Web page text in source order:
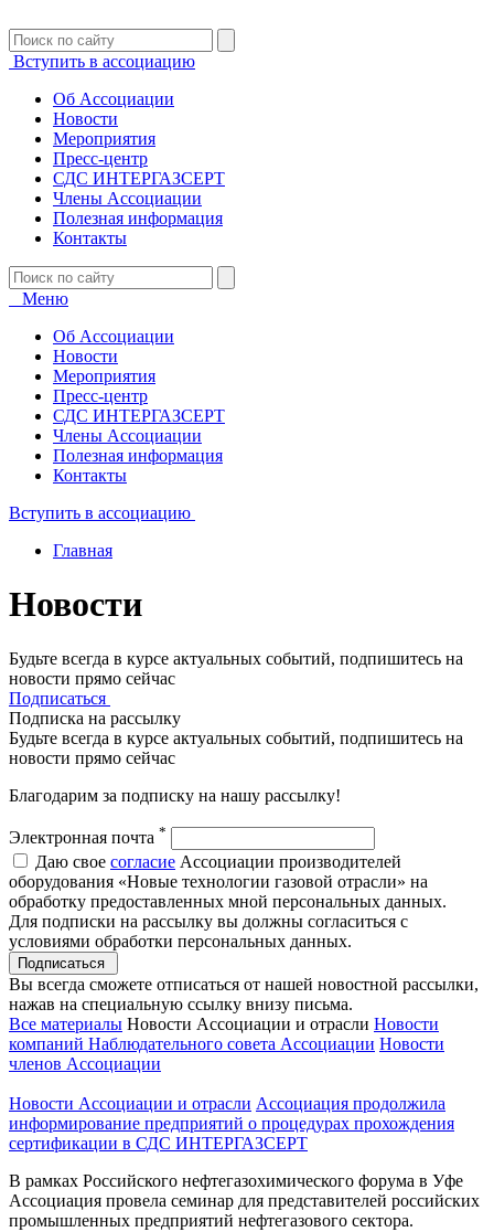
Вступить в ассоциацию
Об Ассоциации
Новости
Мероприятия
Пресс-центр
СДС ИНТЕРГАЗСЕРТ
Члены Ассоциации
Полезная информация
Контакты
Меню
Об Ассоциации
Новости
Мероприятия
Пресс-центр
СДС ИНТЕРГАЗСЕРТ
Члены Ассоциации
Полезная информация
Контакты
Вступить в ассоциацию
Главная
Новости
Будьте всегда в курсе актуальных событий, подпишитесь на
новости прямо сейчас
Подписаться
Подписка на рассылку
Будьте всегда в курсе актуальных событий, подпишитесь на
новости прямо сейчас
Благодарим за подписку на нашу рассылку!
Электронная почта *
Даю свое согласие Ассоциации производителей
оборудования «Новые технологии газовой отрасли» на
обработку предоставленных мной персональных данных.
Для подписки на рассылку вы должны согласиться с
условиями обработки персональных данных.
Подписаться
Вы всегда сможете отписаться от нашей новостной рассылки,
нажав на специальную ссылку внизу письма.
Все материалы Новости Ассоциации и отрасли Новости
компаний Наблюдательного совета Ассоциации Новости
членов Ассоциации
Новости Ассоциации и отрасли Ассоциация продолжила
информирование предприятий о процедурах прохождения
сертификации в СДС ИНТЕРГАЗСЕРТ
В рамках Российского нефтегазохимического форума в Уфе
Ассоциация провела семинар для представителей российских
промышленных предприятий нефтегазового сектора.